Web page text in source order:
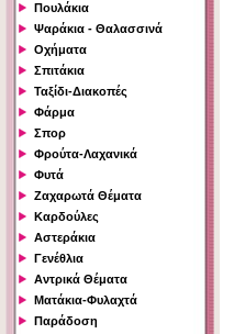
Πουλάκια
Ψαράκια - Θαλασσινά
Οχήματα
Σπιτάκια
Ταξίδι-Διακοπές
Φάρμα
Σπορ
Φρούτα-Λαχανικά
Φυτά
Ζαχαρωτά Θέματα
Καρδούλες
Αστεράκια
Γενέθλια
Αντρικά Θέματα
Ματάκια-Φυλαχτά
Παράδοση